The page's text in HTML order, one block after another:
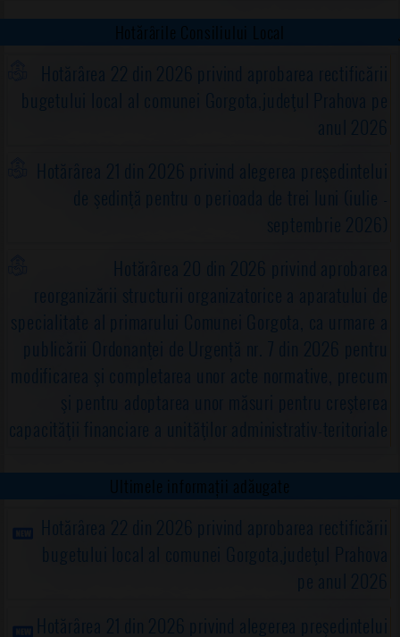
Hotărârile Consiliului Local
Hotărârea 22 din 2026 privind aprobarea rectificării
bugetului local al comunei Gorgota,judeţul Prahova pe
anul 2026
Hotărârea 21 din 2026 privind alegerea preşedintelui
de şedinţă pentru o perioada de trei luni (iulie -
septembrie 2026)
Hotărârea 20 din 2026 privind aprobarea
reorganizării structurii organizatorice a aparatului de
specialitate al primarului Comunei Gorgota, ca urmare a
publicării Ordonanţei de Urgență nr. 7 din 2026 pentru
modificarea şi completarea unor acte normative, precum
şi pentru adoptarea unor măsuri pentru creşterea
capacităţii financiare a unităţilor administrativ-teritoriale
Ultimele informații adăugate
Hotărârea 22 din 2026 privind aprobarea rectificării
bugetului local al comunei Gorgota,judeţul Prahova
pe anul 2026
Hotărârea 21 din 2026 privind alegerea preşedintelui